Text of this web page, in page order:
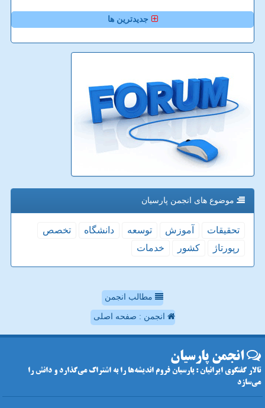
جدیدترین ها
موضوع های انجمن پارسیان
تحقیقات آموزش توسعه دانشگاه
تخصص
رپورتاژ
كشور خدمات
مطالب انجمن
انجمن : صفحه اصلی
انجمن پارسیان
تالار گفتگوی ایرانیان : پارسیان فروم اندیشه‌ها را به اشتراک می‌گذارد و دانش را
می‌سازد